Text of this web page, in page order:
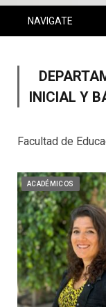
NAVIGATE
INICIAL Y
Facultad de
ACADÉMICOS